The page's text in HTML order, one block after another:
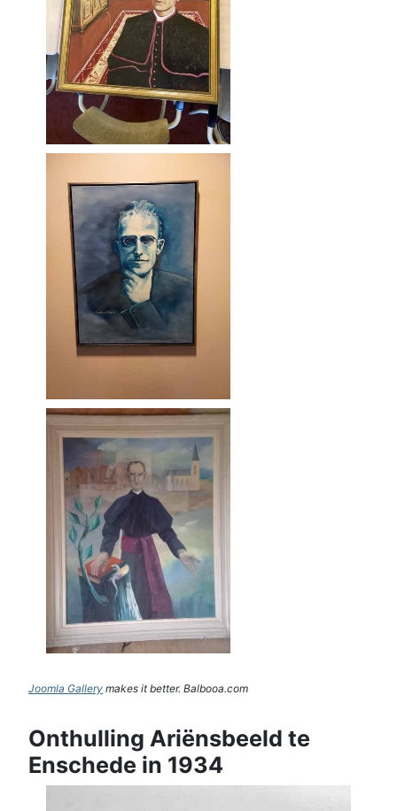
Joomla Gallery makes it better. Balbooa.com
Onthulling Ariënsbeeld te
Enschede in 1934